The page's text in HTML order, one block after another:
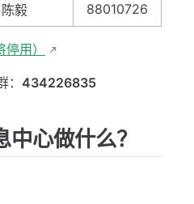
陈毅 88010726
用）
：434226835
心做什么？